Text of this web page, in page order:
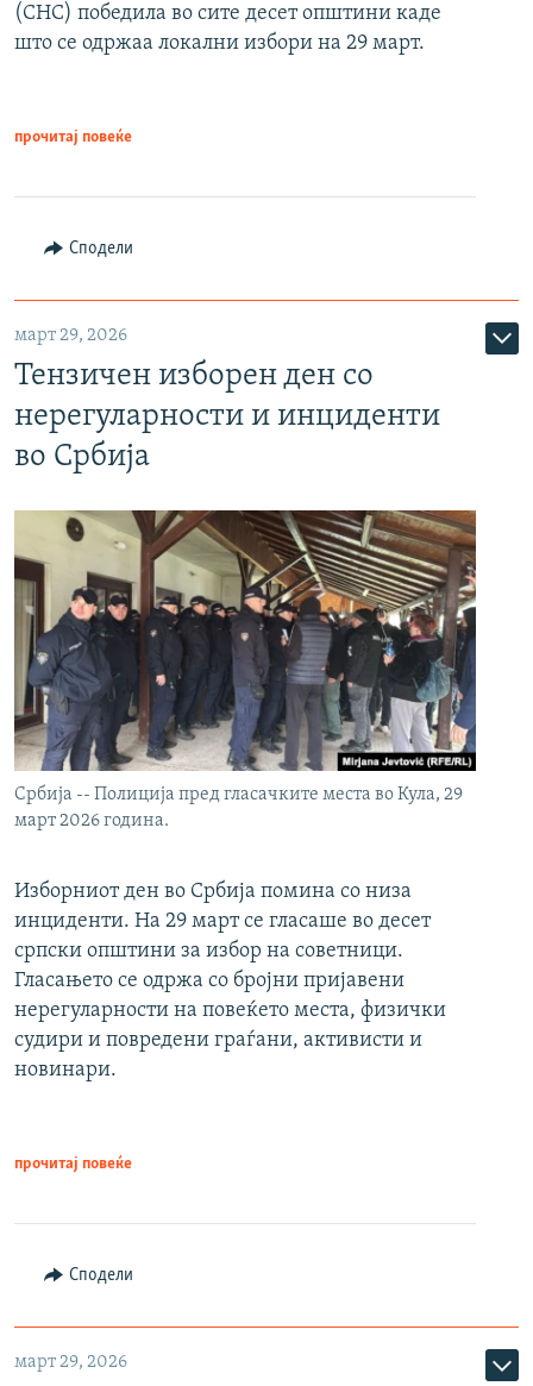
(СНС) победила во сите десет општини каде
што се одржаа локални избори на 29 март.
прочитај повеќе
Сподели
март 29, 2026
Тензичен изборен ден со
нерегуларности и инциденти
во Србија
Србија -- Полиција пред гласачките места во Кула, 29
март 2026 година.
Изборниот ден во Србија помина со низа
инциденти. На 29 март се гласаше во десет
српски општини за избор на советници.
Гласањето се одржа со бројни пријавени
нерегуларности на повеќето места, физички
судири и повредени граѓани, активисти и
новинари.
прочитај повеќе
Сподели
март 29, 2026